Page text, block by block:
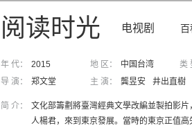
电视剧
阅读时光
年 代： 2015 地 区： 中国台湾 类
导 演：
郑文堂 主 演： 龔昱安 井出直樹
简 介：
文化部籌劃將臺灣經典文學改編並製拍影
人楊君，來到東京發展。當時的東京正值